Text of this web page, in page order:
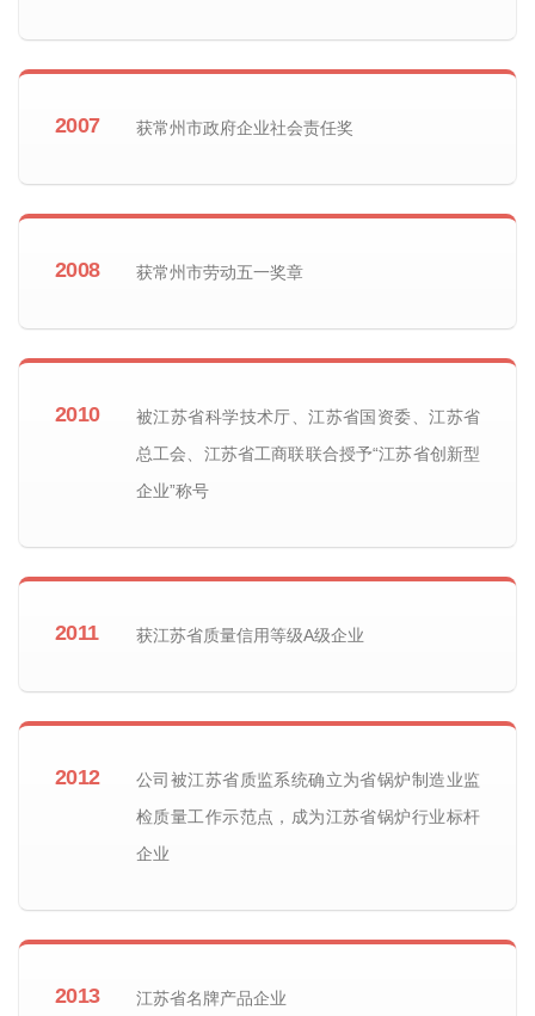
2007 获常州市政府企业社会责任奖
2008 获常州市劳动五一奖章
2010
被江苏省科学技术厅、江苏省国资委、江苏省
总工会、江苏省工商联联合授予“江苏省创新型
企业”称号
2011 获江苏省质量信用等级A级企业
2012
公司被江苏省质监系统确立为省锅炉制造业监
检质量工作示范点，成为江苏省锅炉行业标杆
企业
2013 江苏省名牌产品企业